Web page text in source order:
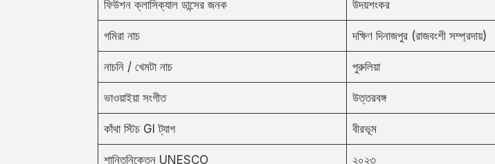
ফিউশন ক্লাসিক্যাল ডান্সের জনক উদয়শংকর
গমিরা নাচ দক্ষিণ দিনাজপুর (রাজবংশী সম্প্রদায়)
নাচনি / খেমটা নাচ পুরুলিয়া
ভাওয়াইয়া সংগীত উত্তরবঙ্গ
কাঁথা স্টিচ GI ট্যাগ বীরভূম
শান্তিনিকেতন UNESCO ২০২৩